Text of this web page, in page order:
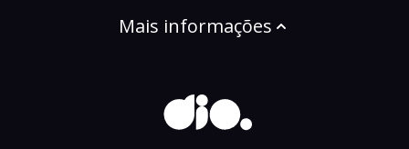
Mais informações